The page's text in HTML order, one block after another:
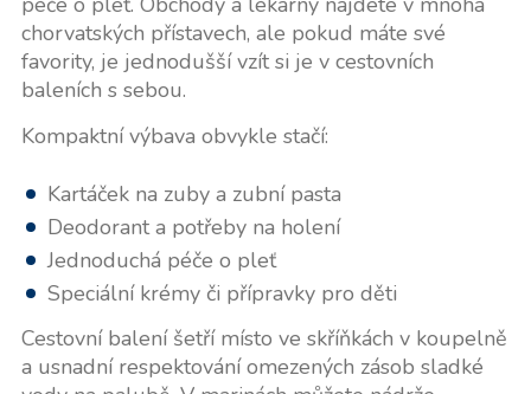
chorvatských přístavech, ale pokud máte své
favority, je jednodušší vzít si je v cestovních
baleních s sebou.
Kompaktní výbava obvykle stačí:
Kartáček na zuby a zubní pasta
Deodorant a potřeby na holení
Jednoduchá péče o pleť
Speciální krémy či přípravky pro děti
Cestovní balení šetří místo ve skříňkách v koupelně
a usnadní respektování omezených zásob sladké